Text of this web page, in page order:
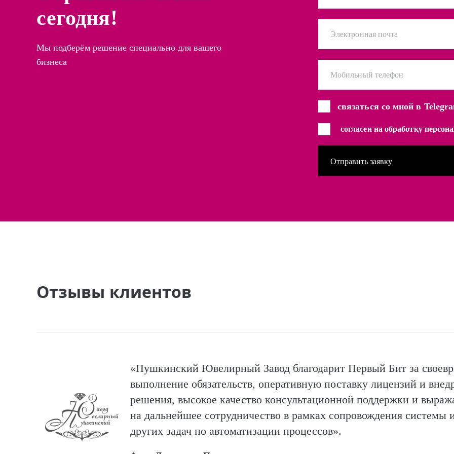
сегодня!
Мы подберём решение специально для вашего
бизнеса
Электронная почта
Мобильный телефон
связаться со мной в
согласен на обработку
Отзывы клиентов
«Пушкинский Ювелирный Завод благодарит Первый Бит за
выполнение обязательств, оперативную поставку лицензий и
решения, высокое качество кон­суль­та­цион­ной поддержки и
на дальнейшее сотрудничество в рамках сопровождения системы
других задач по автоматизации процессов».